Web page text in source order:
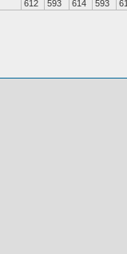
612 593 614 593